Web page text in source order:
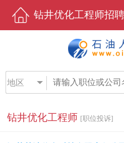
地区
钻井优化工程师 [职位投诉]